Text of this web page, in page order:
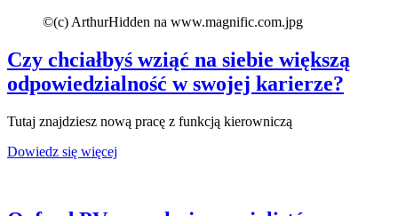
©(c) ArthurHidden na www.magnific.com.jpg
Czy chciałbyś wziąć na siebie większą
odpowiedzialność w swojej karierze?
Tutaj znajdziesz nową pracę z funkcją kierowniczą
Dowiedz się więcej